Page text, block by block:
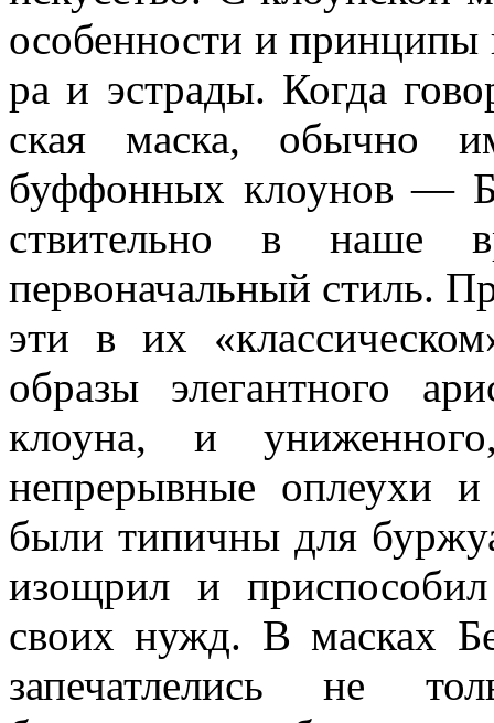
особенности и
ра и эстрады. Когда
ская маска, обычно
буффонных клоунов —
ствительно в наше
первоначальный стиль.
эти в их
образы элегант­ного
клоу­на, и
непрерывные оплеухи
были типичны для
изощрил и
своих нужд. В масках
запечатлелись не